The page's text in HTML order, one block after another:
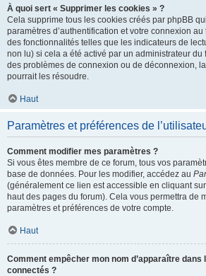
À quoi sert « Supprimer les cookies » ?
Cela supprime tous les cookies créés par phpBB
paramètres d’authentification et votre connexion
des fonctionnalités telles que les indicateurs de
non lu) si cela a été activé par un administrateur du
des problèmes de connexion ou de déconnexion,
pourrait les résoudre.
Haut
Paramètres et préférences de
Comment modifier mes paramètres ?
Si vous êtes membre de ce forum, tous vos
base de données. Pour les modifier, accédez au
(généralement ce lien est accessible en cliquant
haut des pages du forum). Cela vous permettra de
paramètres et préférences de votre compte.
Haut
Comment empêcher mon nom d’apparaître dans
connectés ?